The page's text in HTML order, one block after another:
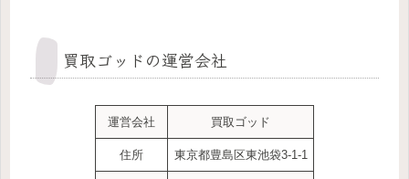
買取ゴッドの運営会社
運営会社 買取ゴッド
住所 東京都豊島区東池袋3-1-1